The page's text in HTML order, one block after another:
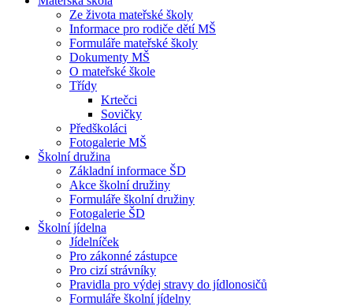
Ze života mateřské školy
Informace pro rodiče dětí MŠ
Formuláře mateřské školy
Dokumenty MŠ
O mateřské škole
Třídy
Krtečci
Sovičky
Předškoláci
Fotogalerie MŠ
Školní družina
Základní informace ŠD
Akce školní družiny
Formuláře školní družiny
Fotogalerie ŠD
Školní jídelna
Jídelníček
Pro zákonné zástupce
Pro cizí strávníky
Pravidla pro výdej stravy do jídlonosičů
Formuláře školní jídelny